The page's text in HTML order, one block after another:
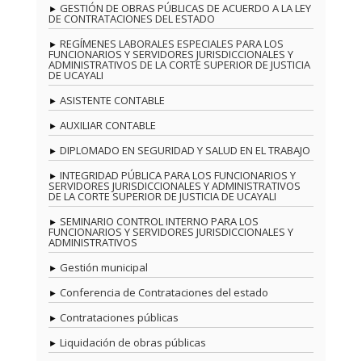
GESTIÓN DE OBRAS PÚBLICAS DE ACUERDO A LA LEY
DE CONTRATACIONES DEL ESTADO
REGÍMENES LABORALES ESPECIALES PARA LOS
FUNCIONARIOS Y SERVIDORES JURISDICCIONALES Y
ADMINISTRATIVOS DE LA CORTE SUPERIOR DE JUSTICIA
DE UCAYALI
ASISTENTE CONTABLE
AUXILIAR CONTABLE
DIPLOMADO EN SEGURIDAD Y SALUD EN EL TRABAJO
INTEGRIDAD PÚBLICA PARA LOS FUNCIONARIOS Y
SERVIDORES JURISDICCIONALES Y ADMINISTRATIVOS
DE LA CORTE SUPERIOR DE JUSTICIA DE UCAYALI
SEMINARIO CONTROL INTERNO PARA LOS
FUNCIONARIOS Y SERVIDORES JURISDICCIONALES Y
ADMINISTRATIVOS
Gestión municipal
Conferencia de Contrataciones del estado
Contrataciones públicas
Liquidación de obras públicas